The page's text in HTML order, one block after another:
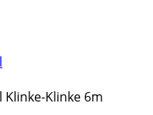
Klinke 6m